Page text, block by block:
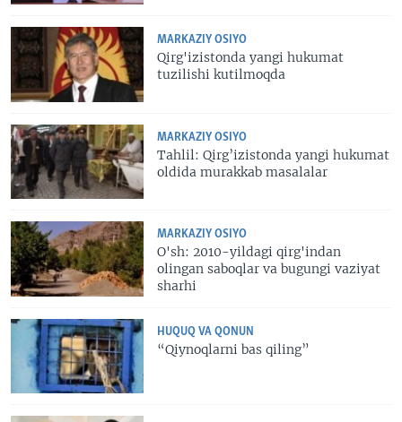
MARKAZIY OSIYO
Qirg'izistonda yangi hukumat
tuzilishi kutilmoqda
MARKAZIY OSIYO
Tahlil: Qirg’izistonda yangi hukumat
oldida murakkab masalalar
MARKAZIY OSIYO
O'sh: 2010-yildagi qirg'indan
olingan saboqlar va bugungi vaziyat
sharhi
HUQUQ VA QONUN
“Qiynoqlarni bas qiling”